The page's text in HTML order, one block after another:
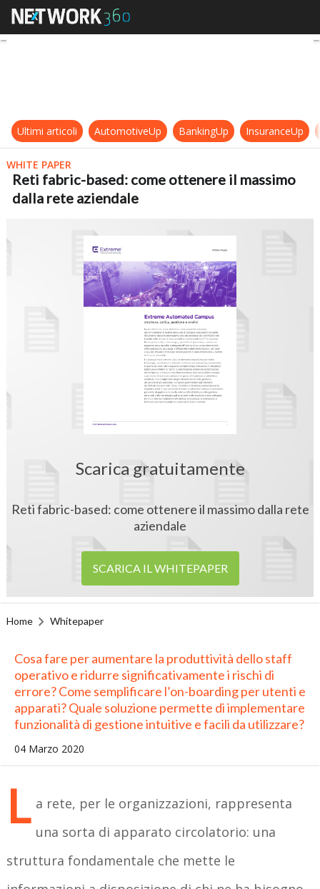
Reti fabric-based: come ottenere
Ultimi articoli AutomotiveUp BankingUp InsuranceUp
WHITE PAPER
Reti fabric-based: come ottenere il massimo
dalla rete aziendale
Scarica gratuitamente
Reti fabric-based: come ottenere il massimo dalla rete
aziendale
SCARICA IL WHITEPAPER
Home Whitepaper
Cosa fare per aumentare la produttività dello staff
operativo e ridurre significativamente i rischi di
errore? Come semplificare l’on-boarding per utenti e
apparati? Quale soluzione permette di implementare
funzionalità di gestione intuitive e facili da utilizzare?
04 Marzo 2020
L a rete, per le organizzazioni, rappresenta
una sorta di apparato circolatorio: una
struttura fondamentale che mette le